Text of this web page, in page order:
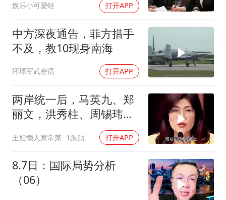
你签约
娱乐小可爱蛙 打开APP
中方深夜通告，菲方措手
不及，教10现身南海
环球军武密语 打开APP
两岸统一后，马英九、郑
丽文，洪秀柱、周锡玮谁
王姐懒人家常菜 1跟贴 打开APP
8.7日：国际局势分析
（06）